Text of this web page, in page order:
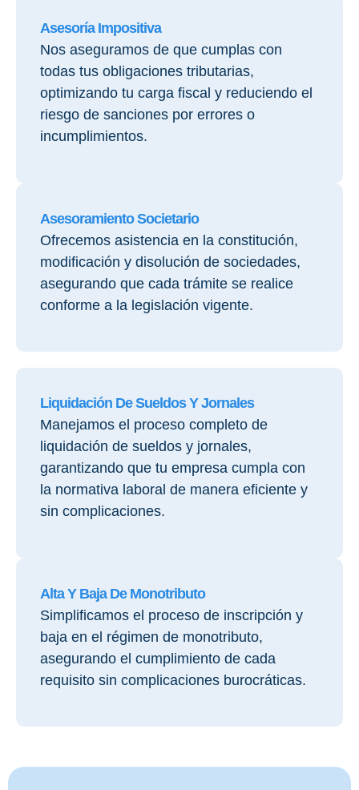
Asesoría Impositiva
Nos aseguramos de que cumplas con
todas tus obligaciones tributarias,
optimizando tu carga fiscal y reduciendo el
riesgo de sanciones por errores o
incumplimientos.
Asesoramiento Societario
Ofrecemos asistencia en la constitución,
modificación y disolución de sociedades,
asegurando que cada trámite se realice
conforme a la legislación vigente.
Liquidación De Sueldos Y Jornales
Manejamos el proceso completo de
liquidación de sueldos y jornales,
garantizando que tu empresa cumpla con
la normativa laboral de manera eficiente y
sin complicaciones.
Alta Y Baja De Monotributo
Simplificamos el proceso de inscripción y
baja en el régimen de monotributo,
asegurando el cumplimiento de cada
requisito sin complicaciones burocráticas.